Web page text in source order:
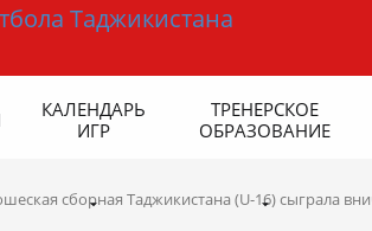
КАЛЕНДАРЬ
ИГР
ТРЕНЕРСКОЕ
ОБРАЗОВАНИЕ
сборная Таджикистана (U-16) сыграла